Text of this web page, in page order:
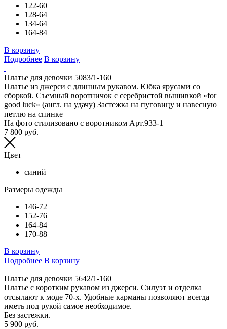
122-60
128-64
134-64
164-84
В корзину
Подробнее В корзину
Платье для девочки 5083/1-160
Платье из джерси с длинным рукавом. Юбка ярусами со
сборкой. Съемный воротничок с серебристой вышивкой «for
good luck» (англ. на удачу) Застежка на пуговицу и навесную
петлю на спинке
На фото стилизовано с воротником Арт.933-1
7 800 руб.
Цвет
синий
Размеры одежды
146-72
152-76
164-84
170-88
В корзину
Подробнее В корзину
Платье для девочки 5642/1-160
Платье с коротким рукавом из джерси. Силуэт и отделка
отсылают к моде 70-х. Удобные карманы позволяют всегда
иметь под рукой самое необходимое.
Без застежки.
5 900 руб.